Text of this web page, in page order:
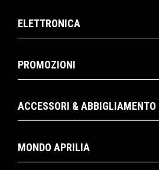
ELETTRONICA
PROMOZIONI
ACCESSORI & ABBIGLIAMENTO
MONDO APRILIA